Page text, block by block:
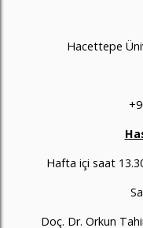
Hacettepe
Hafta içi saat
Doç. Dr. Orkun